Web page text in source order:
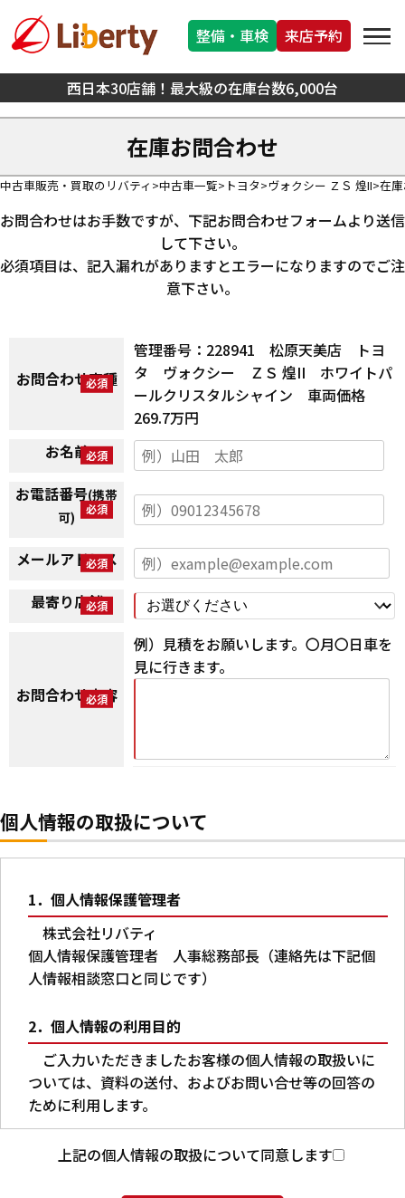
西日本30店舗！最大級の在庫台数6,000台
整備・車検 来店予約
在庫お問合わせ
中古車販売・買取のリバティ 中古車一覧 トヨタ ヴォクシー ＺＳ 煌II 在
お問合わせはお手数ですが、下記お問合わせフォームより送信
して下さい。
必須項目は、記入漏れがありますとエラーになりますのでご注
意下さい。
お問合わせ車種
管理番号：228941 松原天美店 トヨ
タ ヴォクシー ＺＳ 煌II ホワイトパ
ールクリスタルシャイン 車両価格
269.7万円
お名前
お電話番号(携帯
可)
メールアドレス
最寄り店舗
お問合わせ内容
例）見積をお願いします。〇月〇日車を
見に行きます。
個人情報の取扱について
1．個人情報保護管理者
株式会社リバティ
個人情報保護管理者 人事総務部長（連絡先は下記個
人情報相談窓口と同じです）
2．個人情報の利用目的
ご入力いただきましたお客様の個人情報の取扱いに
ついては、資料の送付、およびお問い合せ等の回答の
ために利用します。
3．第三者への提供
上記の個人情報の取扱について同意します